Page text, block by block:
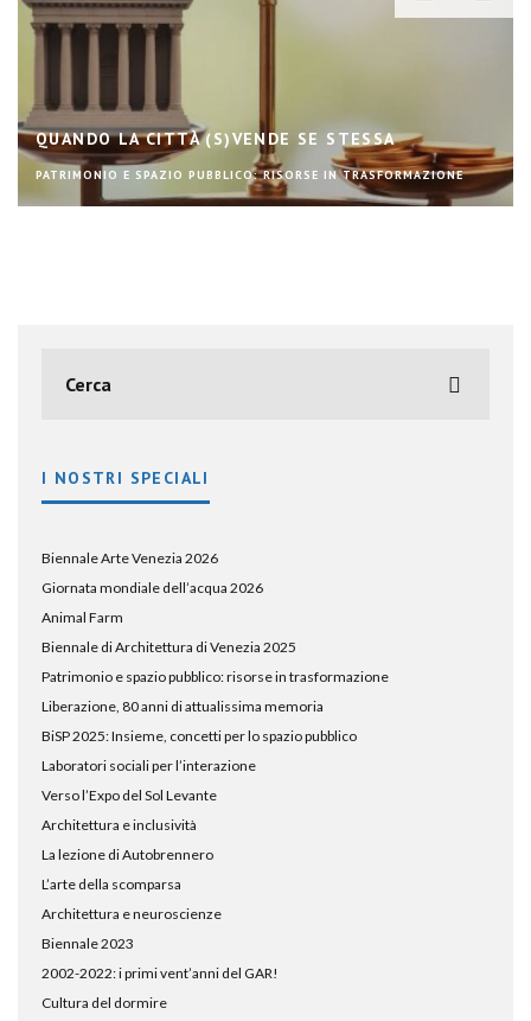
QUANDO LA CITTÀ (S)VENDE SE STESSA
PATRIMONIO E SPAZIO PUBBLICO: RISORSE IN TRASFORMAZIONE
I NOSTRI SPECIALI
Biennale Arte Venezia 2026
Giornata mondiale dell’acqua 2026
Animal Farm
Biennale di Architettura di Venezia 2025
Patrimonio e spazio pubblico: risorse in trasformazione
Liberazione, 80 anni di attualissima memoria
BiSP 2025: Insieme, concetti per lo spazio pubblico
Laboratori sociali per l’interazione
Verso l’Expo del Sol Levante
Architettura e inclusività
La lezione di Autobrennero
L’arte della scomparsa
Architettura e neuroscienze
Biennale 2023
2002-2022: i primi vent’anni del GAR!
Cultura del dormire